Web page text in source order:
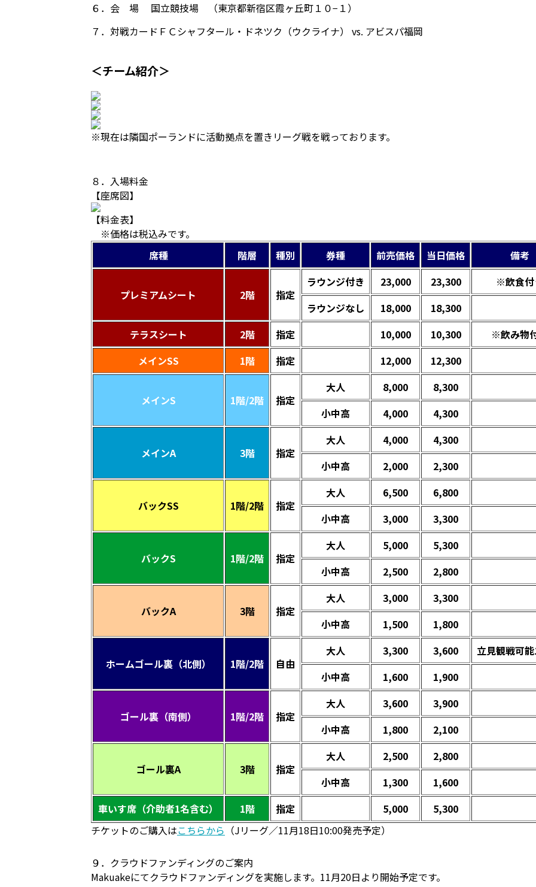
６．会 場
国立競技場 （東京都新宿区霞ヶ丘町１０−１）
７．対戦カード ＦＣシャフタール・ドネツク（ウクライナ） vs. アビスパ福岡
＜チーム紹介＞
※現在は隣国ポーランドに活動拠点を置きリーグ戦を戦っております。
８．入場料金
【座席図】
【料金表】
※価格は税込みです。
席種
階層 種別 券種 前売価格 当日価格 備考
プレミアムシート 2階 指定
ラウンジ付き 23,000 23,300
※飲食
ラウンジなし
18,000
18,300
テラスシート
2階 指定 10,000 10,300
※飲み物
メインSS
1階 指定 12,000 12,300
メインS 1階/2階 指定
大人 8,000
8,300
小中高
4,000 4,300
メインA 3階 指定
大人 4,000
4,300
小中高
2,000 2,300
バックSS 1階/2階 指定
大人 6,500
6,800
小中高
3,000 3,300
バックS 1階/2階 指定
大人 5,000
5,300
小中高
2,500 2,800
バックA 3階 指定
大人 3,000
3,300
小中高
1,500 1,800
ホームゴール裏（北側） 1階/2階 自由
大人 3,300 3,600
立見観戦可
小中高
1,600 1,900
ゴール裏（南側） 1階/2階 指定
大人 3,600
3,900
小中高
1,800 2,100
ゴール裏A 3階 指定
大人 2,500
2,800
小中高
1,300
1,600
車いす席（介助者1名含む）
1階 指定 5,000
5,300
チケットのご購入はこちらから （Jリーグ／11月18日10:00発売予定）
９．クラウドファンディングのご案内
Makuakeにてクラウドファンディングを実施します。11月20日より開始予定です。